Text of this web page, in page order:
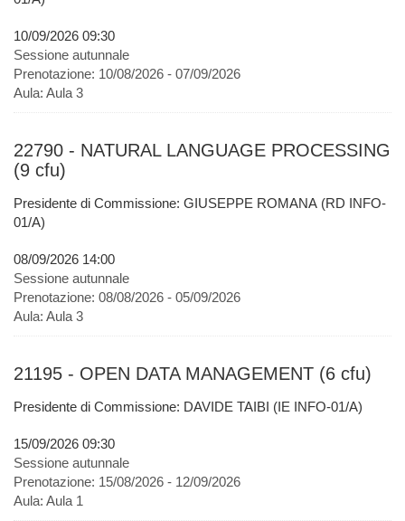
10/09/2026 09:30
Sessione autunnale
Prenotazione: 10/08/2026 - 07/09/2026
Aula: Aula 3
22790 - NATURAL LANGUAGE PROCESSING
(9 cfu)
Presidente di Commissione: GIUSEPPE ROMANA (RD INFO-
01/A)
08/09/2026 14:00
Sessione autunnale
Prenotazione: 08/08/2026 - 05/09/2026
Aula: Aula 3
21195 - OPEN DATA MANAGEMENT (6 cfu)
Presidente di Commissione: DAVIDE TAIBI (IE INFO-01/A)
15/09/2026 09:30
Sessione autunnale
Prenotazione: 15/08/2026 - 12/09/2026
Aula: Aula 1